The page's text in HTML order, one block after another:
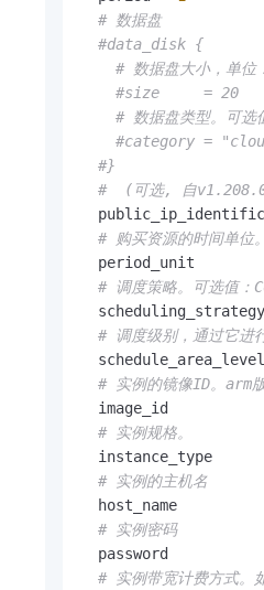
# 数据盘
#data_disk {
# 数据盘大小，单位
#size     = 20
# 数据盘类型。可
#category =
#}
#  (可选, 自v1.208.0
# 购买资源的时间单位
period_unit
# 调度策略。可选值：
# 调度级别，通过它
# 实例的镜像ID。arm
image_id
# 实例规格。
instance_type
# 实例的主机名
host_name
# 实例密码
password
# 实例带宽计费方式。